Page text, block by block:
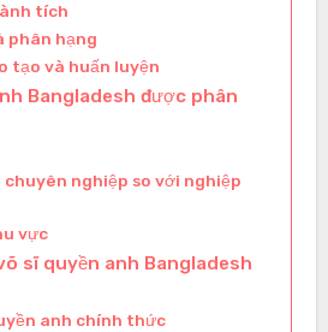
tích
phân hạng
tạo và huấn luyện
Bangladesh được phân
nghiệp so với nghiệp
vực
sĩ quyền anh Bangladesh
anh chính thức